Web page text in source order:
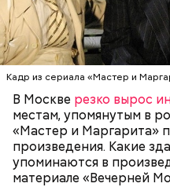
Кадр из сериала «Мастер и
В Москве резко вырос
местам, упомянутым в
«Мастер и Маргарита»
произведения. Какие
упоминаются в
материале «Вечерней
1924-й. Он называл ее
доме», потому что в
перебои с
стенкой ругались
стала прототипом
усыпальница всем
народа Владимира
самом центре Красной
мавзолей Ленина
объектов, охраняемых